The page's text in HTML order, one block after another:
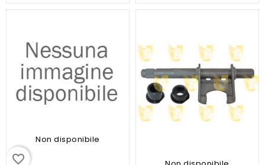
Non disponibile
favorite_border